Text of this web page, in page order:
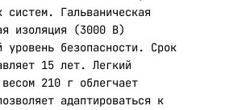
систем. Гальваническая
изоляция (3000 В)
уровень безопасности. Срок
15 лет. Легкий
210 г облегчает
адаптироваться к